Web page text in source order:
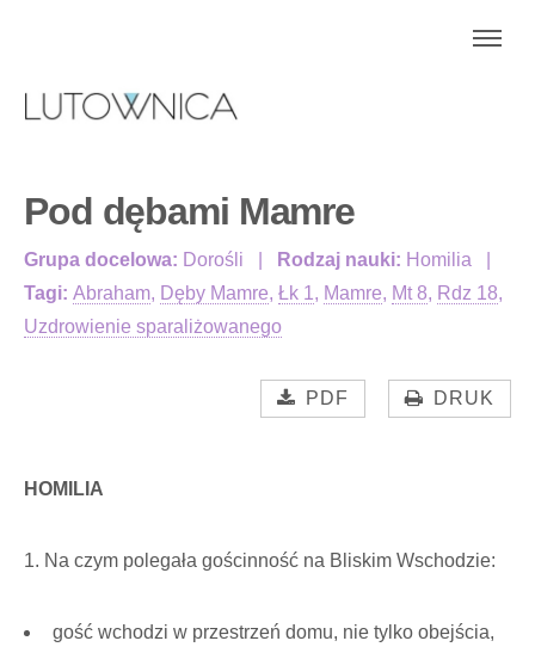
Pod dębami Mamre
Grupa docelowa: Dorośli Rodzaj nauki: Homilia
Tagi: Abraham, Dęby Mamre, Łk 1, Mamre, Mt 8, Rdz 18,
Uzdrowienie sparaliżowanego
PDF DRUK
HOMILIA
1. Na czym polegała gościnność na Bliskim Wschodzie:
gość wchodzi w przestrzeń domu, nie tylko obejścia,